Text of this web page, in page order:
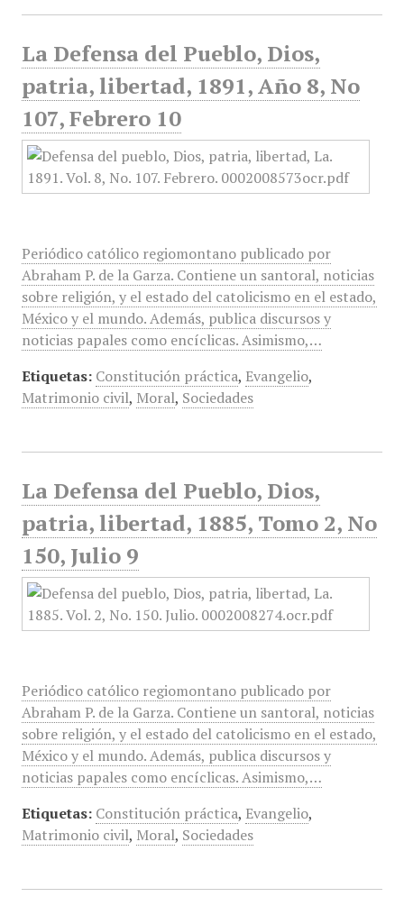
La Defensa del Pueblo, Dios,
patria, libertad, 1891, Año 8, No
107, Febrero 10
Periódico católico regiomontano publicado por
Abraham P. de la Garza. Contiene un santoral, noticias
sobre religión, y el estado del catolicismo en el estado,
México y el mundo. Además, publica discursos y
noticias papales como encíclicas. Asimismo,…
Etiquetas: Constitución práctica, Evangelio,
Matrimonio civil, Moral, Sociedades
La Defensa del Pueblo, Dios,
patria, libertad, 1885, Tomo 2, No
150, Julio 9
Periódico católico regiomontano publicado por
Abraham P. de la Garza. Contiene un santoral, noticias
sobre religión, y el estado del catolicismo en el estado,
México y el mundo. Además, publica discursos y
noticias papales como encíclicas. Asimismo,…
Etiquetas: Constitución práctica, Evangelio,
Matrimonio civil, Moral, Sociedades